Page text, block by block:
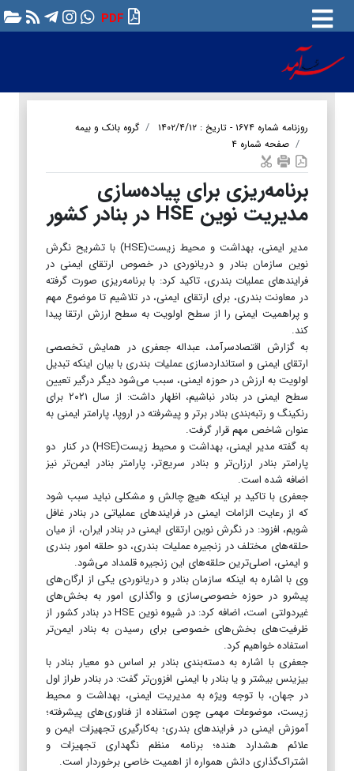
PDF
روزنامه شماره ۱۶۷۴ - تاریخ : ۱۴۰۲/۴/۱۲
گروه بانک و بیمه
صفحه شماره ۴
برنامه‌ریزی برای پیاده‌سازی
مدیریت نوین HSE در بنادر کشور
مدیر ایمنی، بهداشت و محیط زیست(HSE) با تشریح نگرش
نوین سازمان بنادر و دریانوردی در خصوص ارتقای ایمنی در
فرایندهای عملیات بندری، تاکید کرد: با برنامه‌ریزی صورت گرفته
در معاونت بندری، برای ارتقای ایمنی، در تلاشیم تا موضوع مهم
و پراهمیت ایمنی را از سطح اولویت به سطح ارزش ارتقا پیدا
کند.
به گزارش اقتصادسرآمد، عبداله جعفری در همایش تخصصی
ارتقای ایمنی و استانداردسازی عملیات بندری با بیان اینکه تبدیل
اولویت به ارزش در حوزه ایمنی، سبب می‌شود دیگر درگیر تعیین
سطح ایمنی در بنادر نباشیم، اظهار داشت: از سال ۲۰۲۱ برای
رنکینگ و رتبه‌بندی بنادر برتر و پیشرفته در اروپا، پارامتر ایمنی به
عنوان شاخص مهم قرار گرفت.
به گفته مدیر ایمنی، بهداشت و محیط زیست(HSE) در کنار دو
پارامتر بنادر ارزان‌تر و بنادر سریع‌تر، پارامتر بنادر ایمن‌تر نیز
اضافه شده است.
جعفری با تاکید بر اینکه هیچ چالش و مشکلی نباید سبب شود
که از رعایت الزامات ایمنی در فرایندهای عملیاتی در بنادر غافل
شویم، افزود: در نگرش نوین ارتقای ایمنی در بنادر ایران، از میان
حلقه‌های مختلف در زنجیره عملیات بندری، دو حلقه امور بندری
و ایمنی، اصلی‌ترین حلقه‌های این زنجیره قلمداد می‌شود.
وی با اشاره به اینکه سازمان بنادر و دریانوردی یکی از ارگان‌های
پیشرو در حوزه خصوصی‌سازی و واگذاری امور به بخش‌های
غیردولتی است، اضافه کرد: در شیوه نوین HSE در بنادر کشور از
ظرفیت‌های بخش‌های خصوصی برای رسیدن به بنادر ایمن‌تر
استفاده خواهیم کرد.
جعفری با اشاره به دسته‌بندی بنادر بر اساس دو معیار بنادر با
بیزینس بیشتر و یا بنادر با ایمنی افزون‌تر گفت: در بنادر طراز اول
در جهان، با توجه ویژه به مدیریت ایمنی، بهداشت و محیط‌
زیست، موضوعات مهمی چون استفاده از فناوری‌های پیشرفته؛
آموزش ایمنی در فرایندهای بندری؛ به‌کارگیری تجهیزات ایمن و
علائم هشدارد هنده؛ برنامه منظم نگهداری تجهیزات و
اشتراک‌گذاری دانش همواره از اهمیت خاصی برخوردار است.